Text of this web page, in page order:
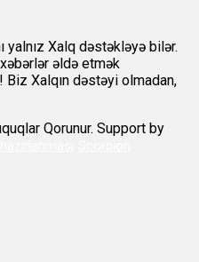
Xalq dəstəkləyə bilər.
əldə etmək
Xalqın dəstəyi olmadan,
Qorunur. Support by